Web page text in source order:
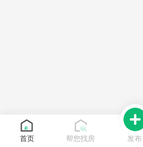
首页 帮您找房 发布